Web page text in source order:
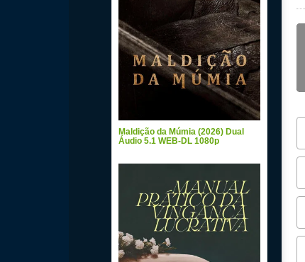
Maldição da Múmia (2026) Dual
Áudio 5.1 WEB-DL 1080p